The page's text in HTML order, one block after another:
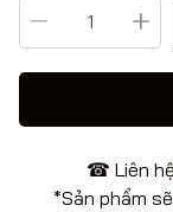
☎ Liên
*Sản phẩm